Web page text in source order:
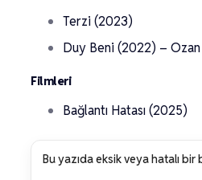
Terzi (2023)
Duy Beni (2022) –
Filmleri
Bağlantı Hatası (2025)
Bu yazıda eksik veya hatalı bir